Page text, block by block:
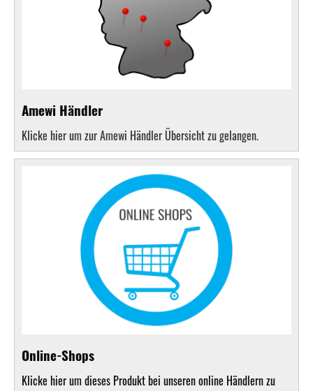
Amewi Händler
Klicke hier um zur Amewi Händler Übersicht zu gelangen.
Online-Shops
Klicke hier um dieses Produkt bei unseren online Händlern zu